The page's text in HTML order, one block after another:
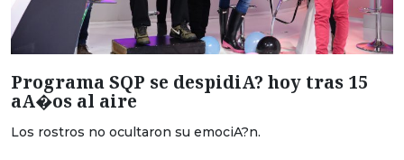
Programa SQP se despidiA? hoy tras 15
aA�os al aire
Los rostros no ocultaron su emociA?n.